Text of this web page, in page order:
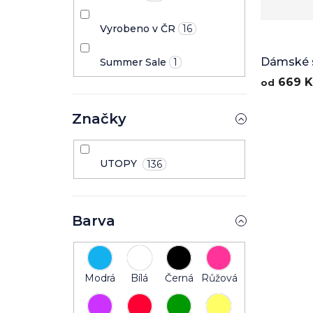
Vyrobeno v ČR 16
Summer Sale 1
Značky
UTOPY 136
Barva
Modrá Bílá Černá Růžová
Dámské
od 669